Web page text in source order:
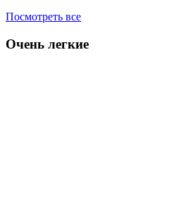
Посмотреть все
Очень легкие